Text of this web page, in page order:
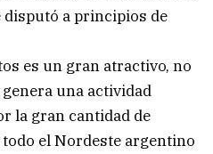
a principios de
es un gran atractivo, no
una actividad
la gran cantidad de
el Nordeste argentino